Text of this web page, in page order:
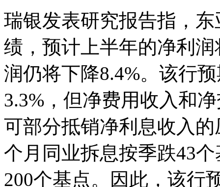
瑞银发表研究报告指，
绩，预计上半年的净利
润仍将下降8.4%。该行
3.3%，但净费用收入和
可部分抵销净利息收入
个月同业拆息按季跌43
200个基点。因此，该行